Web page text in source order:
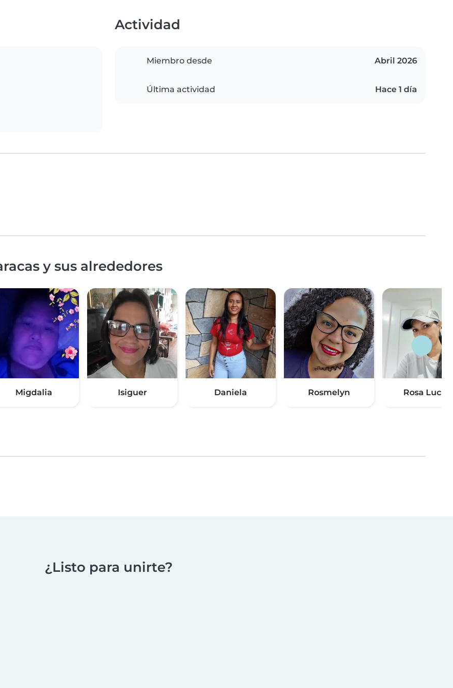
Actividad
Miembro desde Abril 2026
Última actividad Hace 1 día
y sus alrededores
Migdalia Isiguer Daniela Rosmelyn Rosa Lucila
¿Listo para unirte?